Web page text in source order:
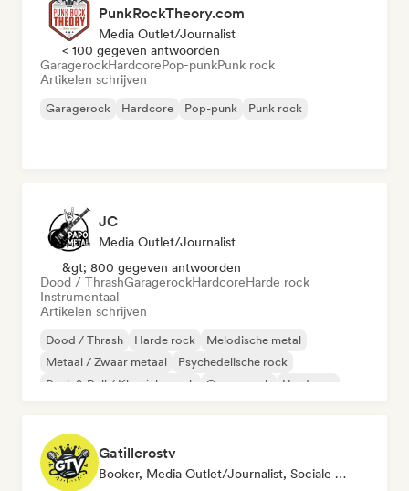
PunkRockTheory.com
Media Outlet/Journalist
< 100 gegeven antwoorden
GaragerockHardcorePop-punkPunk rock
Artikelen schrijven
Garagerock Hardcore Pop-punk Punk rock
JC
Media Outlet/Journalist
&gt; 800 gegeven antwoorden
Dood / ThrashGaragerockHardcoreHarde rock
Instrumentaal
Artikelen schrijven
Dood / Thrash Harde rock
Melodische metal
Metaal / Zwaar metaal
Psychedelische rock
Rock & Roll / Klassieke rock
Garagerock Hardcore
Gatillerostv
Booker, Media Outlet/Journalist, Sociale Media Beïnvloeder